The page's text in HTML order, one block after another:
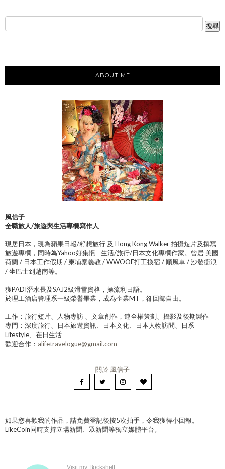
ABOUT ME
風信子
全職旅人/旅遊與生活專欄寫作人
現居日本，現為蘋果日報/籽想旅行 及 Hong Kong Walker 拍攝短片及撰寫
旅遊專欄，同時為Yahoo好集慣 - 生活/旅行/日本文化專欄作家。曾居 美國
荷蘭 / 日本工作假期 / 柬埔寨義教 / WWOOF打工換宿 / 順風車 / 沙發衝浪
/ 坐巴士到越南等。
獲PADI潛水長及SAJ2級滑雪資格，操流利日語。
於理工酒店管理系一級榮譽畢業，成為企業MT，卻回歸自由。
工作：旅行短片、人物專訪 、文章創作，連全權策劃、攝影及後期製作
專門：深度旅行、日本旅遊資訊、日本文化、日本人物訪問、日系
Lifestyle、在日生活
歡迎合作： alifetravelogue@gmail.com
關於 風信子
如果您喜歡我的作品，請免費登記後按5次拍手，令我獲得小回報。
LikeCoin同時支持立場新聞、眾新聞等獨立媒體平台。